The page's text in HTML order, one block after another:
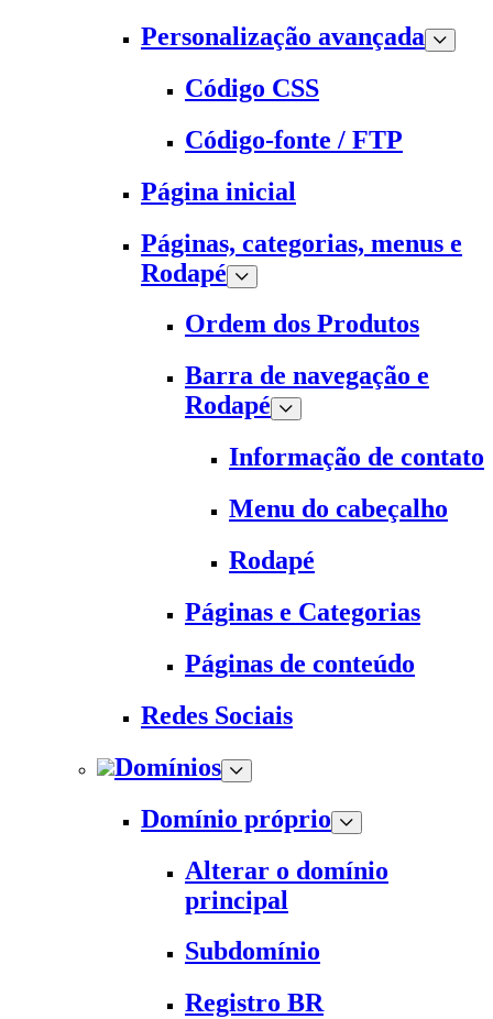
Personalização avançada
Código CSS
Código-fonte / FTP
Página inicial
Páginas, categorias, menus e
Rodapé
Ordem dos Produtos
Barra de navegação e
Rodapé
Informação de contato
Menu do cabeçalho
Rodapé
Páginas e Categorias
Páginas de conteúdo
Redes Sociais
Domínios
Domínio próprio
Alterar o domínio
principal
Subdomínio
Registro BR